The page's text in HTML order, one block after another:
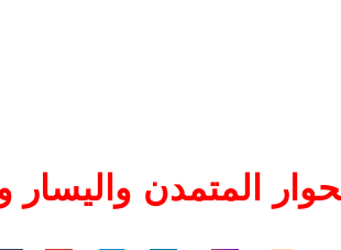
المتمدن واليسار